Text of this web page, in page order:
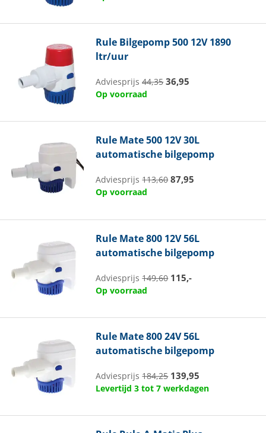
Rule Bilgepomp 500 12V 1890
ltr/uur
Adviesprijs44,35 36,95
Op voorraad
Rule Mate 500 12V 30L
automatische bilgepomp
Adviesprijs113,60 87,95
Op voorraad
Rule Mate 800 12V 56L
automatische bilgepomp
Adviesprijs149,60 115,-
Op voorraad
Rule Mate 800 24V 56L
automatische bilgepomp
Adviesprijs184,25 139,95
Levertijd 3 tot 7 werkdagen